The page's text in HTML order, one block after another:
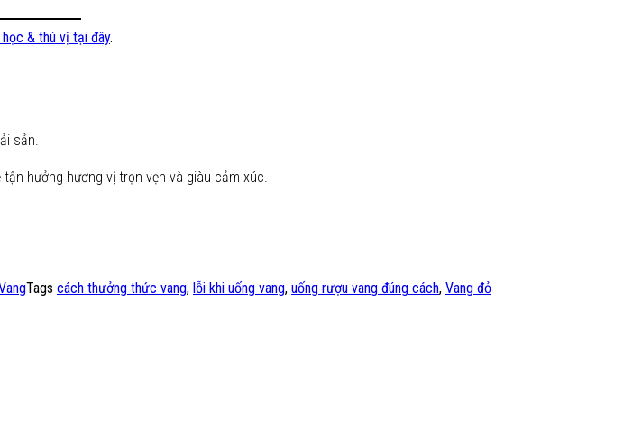
& thú vị tại đây.
sản.
tận hưởng hương vị trọn vẹn và giàu cảm xúc.
Tags cách thưởng thức vang, lỗi khi uống vang, uống rượu vang đúng cách, Vang đỏ